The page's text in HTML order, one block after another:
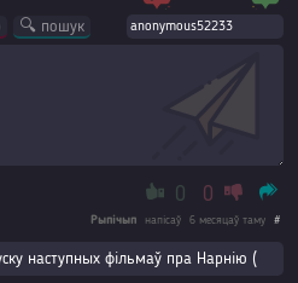
🔍 пошук
0 0
Рыпічып напісаў 6 месяцаў таму #
наступных фільмаў пра Нарнію (